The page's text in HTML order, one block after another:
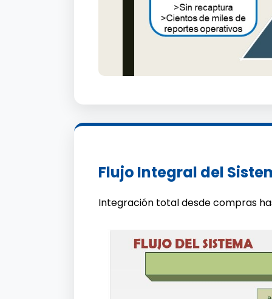
Flujo Integral del
Integración total desde compras